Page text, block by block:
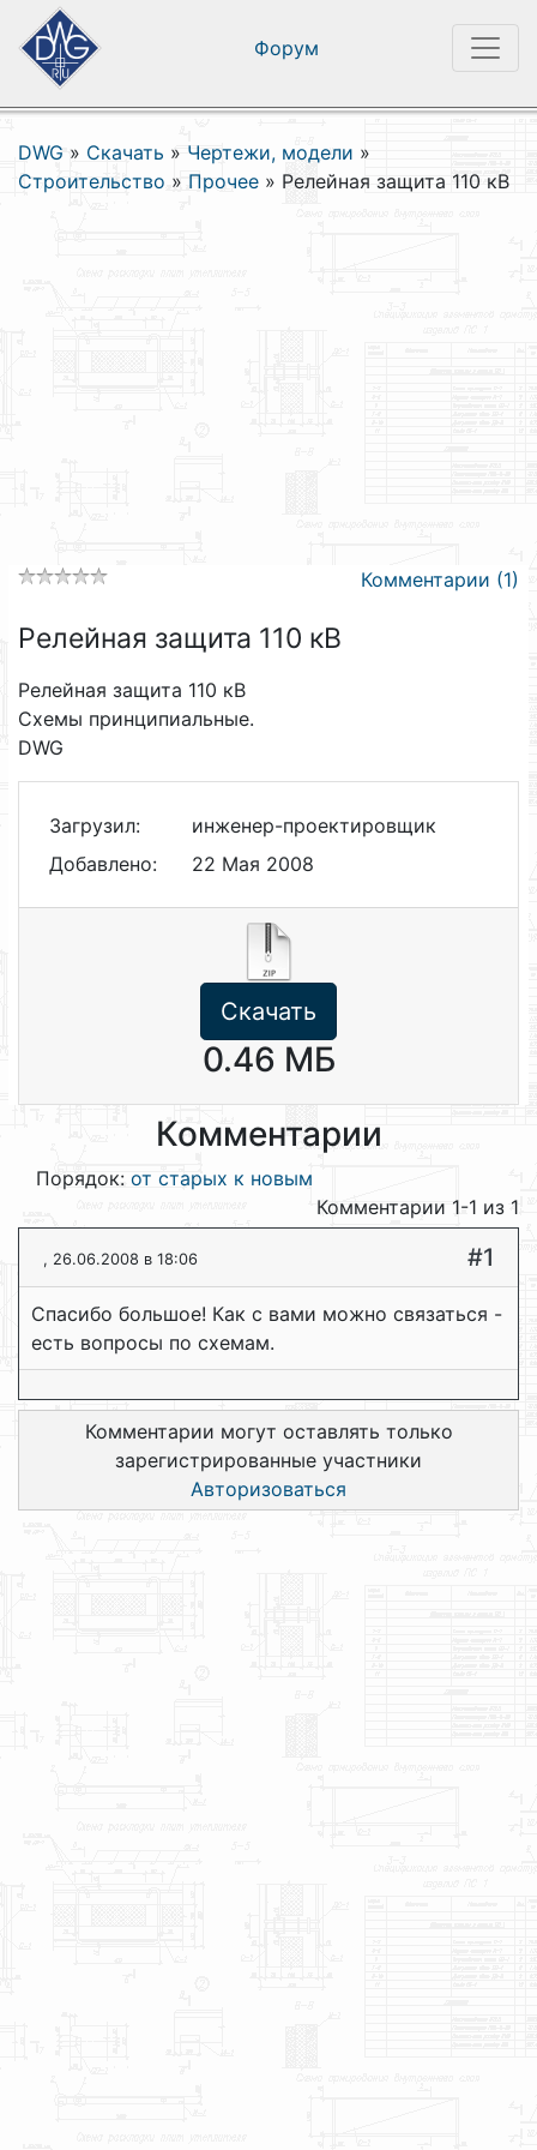
Форум
DWG » Скачать » Чертежи, модели »
Строительство » Прочее » Релейная защита 110 кВ
Комментарии (1)
Релейная защита 110 кВ
Релейная защита 110 кВ
Схемы принципиальные.
DWG
Загрузил:
инженер-проектировщик
Добавлено:
22 Мая 2008
Скачать
0.46 МБ
Комментарии
Порядок: от старых к новым
Комментарии 1-1 из 1
, 26.06.2008 в 18:06 #1
Спасибо большое! Как с вами можно связаться -
есть вопросы по схемам.
Комментарии могут оставлять только
зарегистрированные участники
Авторизоваться